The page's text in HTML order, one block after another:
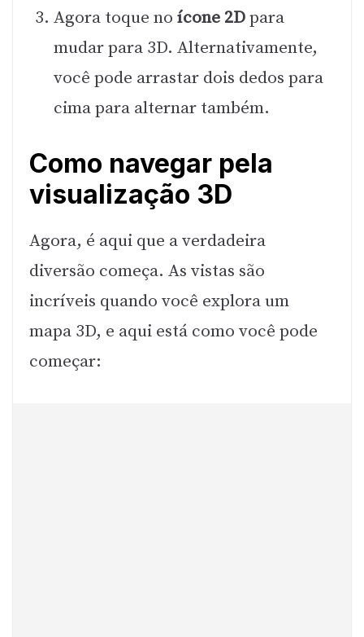
Agora toque no ícone 2Dpara
mudar para 3D. Alternativamente,
você pode arrastar dois dedos para
cima para alternar também.
Como navegar pela
visualização 3D
Agora, é aqui que a verdadeira
diversão começa. As vistas são
incríveis quando você explora um
mapa 3D, e aqui está como você pode
começar: